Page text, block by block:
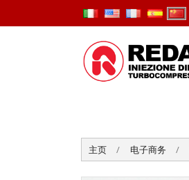
主页 电子商务